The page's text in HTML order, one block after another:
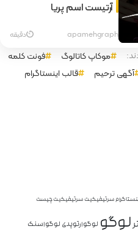
آرتیست اسم پریا
apamehgraph دقیقه
موکاپ کاتالوگ
فونت کلمه
آگهی ترحیم قالب اینستاگرام
سرتیفیکیتسرتیفیکیت چیست
لوگو لوگو ارتوپدی لوگو اسنک